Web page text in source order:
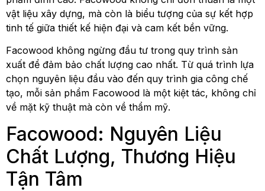
vật liệu xây dựng, mà còn là biểu tượng của sự kết hợp
tinh tế giữa thiết kế hiện đại và cam kết bền vững.
Facowood không ngừng đầu tư trong quy trình sản
xuất để đảm bảo chất lượng cao nhất. Từ quá trình lựa
chọn nguyên liệu đầu vào đến quy trình gia công chế
tạo, mỗi sản phẩm Facowood là một kiệt tác, không chỉ
về mặt kỹ thuật mà còn về thẩm mỹ.
Facowood: Nguyên Liệu
Chất Lượng, Thương Hiệu
Tận Tâm